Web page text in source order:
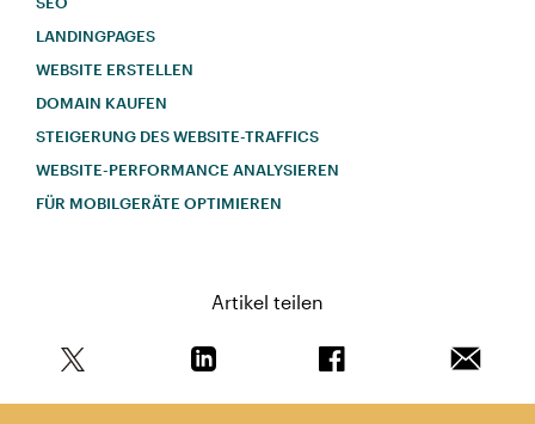
LANDINGPAGES
WEBSITE ERSTELLEN
DOMAIN KAUFEN
STEIGERUNG DES WEBSITE-TRAFFICS
WEBSITE-PERFORMANCE ANALYSIEREN
FÜR MOBILGERÄTE OPTIMIEREN
Artikel teilen